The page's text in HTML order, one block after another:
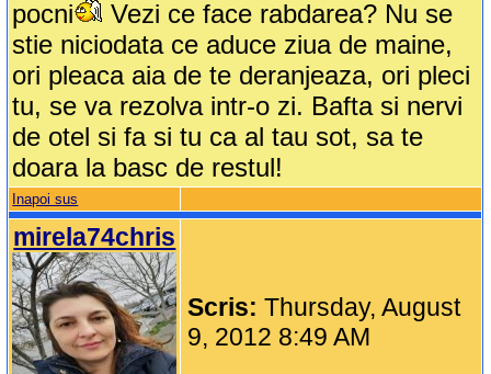
pocni
Vezi ce face rabdarea? Nu se
stie niciodata ce aduce ziua de maine,
ori pleaca aia de te deranjeaza, ori pleci
tu, se va rezolva intr-o zi. Bafta si nervi
de otel si fa si tu ca al tau sot, sa te
doara la basc de restul!
Inapoi sus
mirela74chris
Scris:Thursday, August
9, 2012 8:49 AM